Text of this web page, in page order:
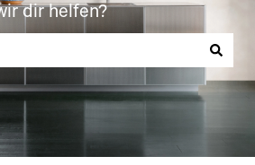
dir helfen?
da das Suchfeld leer ist.